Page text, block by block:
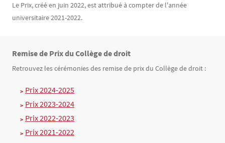
Le Prix, créé en juin 2022, est attribué à compter de l'année
universitaire 2021-2022.
Texte
Remise de Prix du Collège de droit
Retrouvez les cérémonies des remise de prix du Collège de droit :
Prix 2024-2025
Prix 2023-2024
Prix 2022-2023
Prix 2021-2022